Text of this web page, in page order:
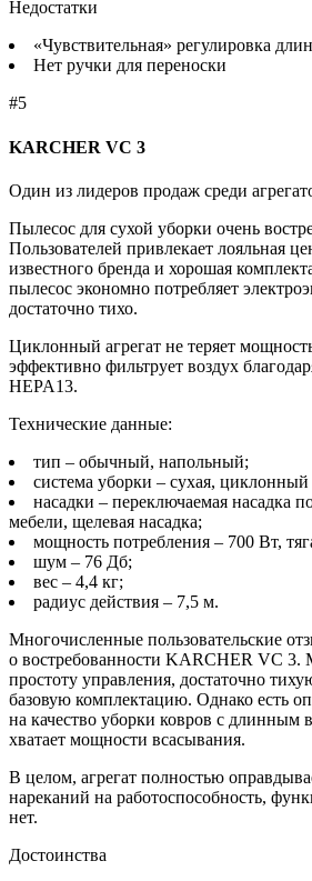
Недостатки
«Чувствительная» регулировка
Нет ручки для переноски
#5
KARCHER VC 3
Один из лидеров продаж среди
Пылесос для сухой уборки очень
Пользователей привлекает лояльная
известного бренда и хорошая
пылесос экономно потребляет
достаточно тихо.
Циклонный агрегат не теряет
эффективно фильтрует воздух
HEPA13.
Технические данные:
тип – обычный, напольный;
система уборки – сухая,
насадки – переключаемая насадка
мебели, щелевая насадка;
мощность потребления – 700 Вт,
шум – 76 Дб;
вес – 4,4 кг;
радиус действия – 7,5 м.
Многочисленные пользовательские
о востребованности KARCHER VC 3.
простоту управления, достаточно
базовую комплектацию. Однако есть
на качество уборки ковров с длинным
хватает мощности всасывания.
В целом, агрегат полностью
нареканий на работоспособность,
нет.
Достоинства